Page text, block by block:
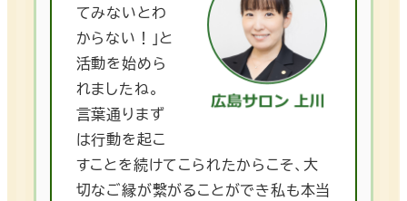
てみないとわ
からない！」と
活動を始めら
れましたね。
言葉通りまず
は行動を起こ
すことを続けてこられたからこそ、大
切なご縁が繋がることができ私も本当